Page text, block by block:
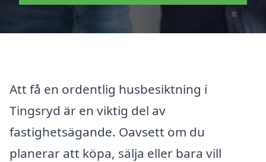
Att få en ordentlig husbesiktning i
Tingsryd är en viktig del av
fastighetsägande. Oavsett om du
planerar att köpa, sälja eller bara vill